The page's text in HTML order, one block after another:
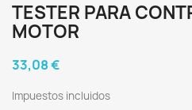
TESTER PARA
MOTOR
33,08 €
Impuestos incluidos